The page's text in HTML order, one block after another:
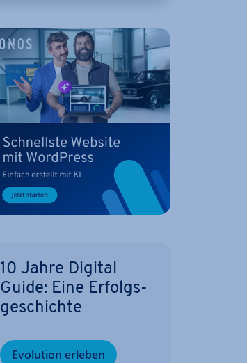
10 Jahre Digital
Guide: Eine Er­folgs­
ge­schich­te
Evolution erleben